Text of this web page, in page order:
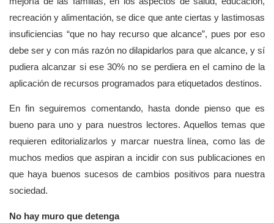
recreación y alimentación, se dice que ante ciertas y lastimosas
insuficiencias “que no hay recurso que alcance”, pues por eso
debe ser y con más razón no dilapidarlos para que alcance, y sí
pudiera alcanzar si ese 30% no se perdiera en el camino de la
aplicación de recursos programados para etiquetados destinos.
En fin seguiremos comentando, hasta donde pienso que es
bueno para uno y para nuestros lectores. Aquellos temas que
requieren editorializarlos y marcar nuestra línea, como las de
muchos medios que aspiran a incidir con sus publicaciones en
que haya buenos sucesos de cambios positivos para nuestra
sociedad.
No hay muro que detenga